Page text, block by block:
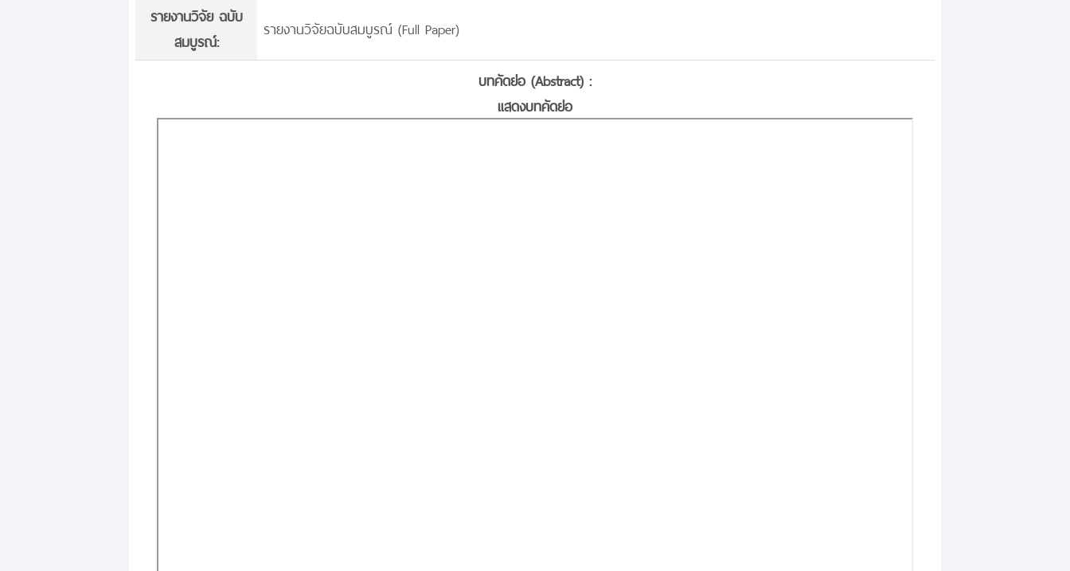
รายงานวิจัย ฉบับ
สมบูรณ์:
รายงานวิจัยฉบับสมบูรณ์ (Full Paper)
บทคัดย่อ (Abstract) :
แสดงบทคัดย่อ